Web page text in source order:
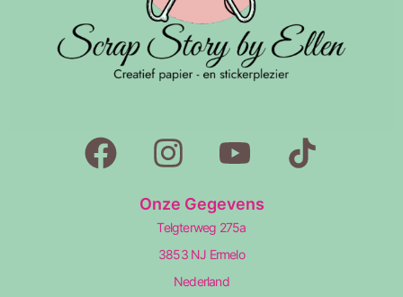
Onze Gegevens
Telgterweg 275a
3853 NJ Ermelo
Nederland